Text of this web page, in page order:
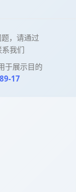
，请通过
系我们
于展示目的
17